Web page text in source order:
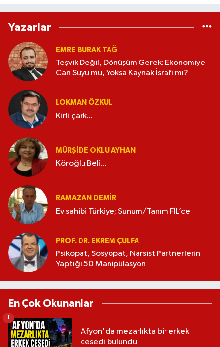
Yazarlar
EMRE BURAK TAĞ
Teşvik Değil, Dönüşüm Gerek: Ekonomiye
Can Suyu mu, Yoksa Kaynak İsrafı mı?
LOKMAN ÖZKUL
Kirli çark...
MÜRŞIDE OKLU AYHAN
Köroğlu Beli...
RAMAZAN DEMİR
Ev sahibi Türkiye; Sunum/Tanım FİL’ce
PROF. DR. EKREM ÇULFA
Psikopat, Sosyopat, Narsist Partnerlerin
Yaptığı 50 Manipülasyon
En Çok Okunanlar
Afyon'da mezarlıkta bir erkek
cesedi bulundu
1